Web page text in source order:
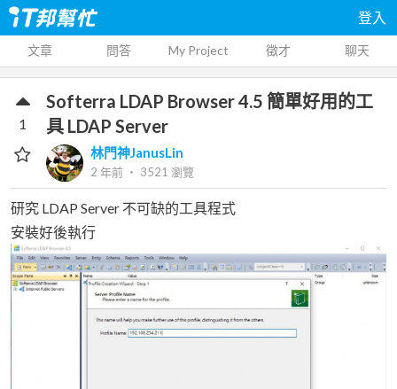
登入
文章 問答 My Project 徵才 聊天
Softerra LDAP Browser 4.5 簡單好用的工
具 LDAP Server
林門神JanusLin
2 年前 ‧ 3521 瀏覽
1
研究 LDAP Server 不可缺的工具程式
安裝好後執行